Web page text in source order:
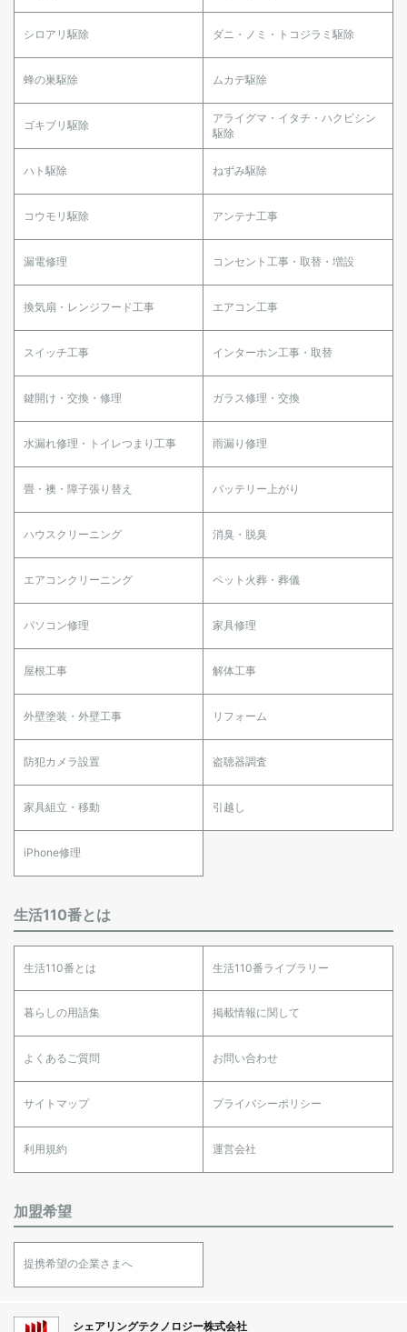
シロアリ駆除 ダニ・ノミ・トコジラミ駆除
蜂の巣駆除 ムカデ駆除
ゴキブリ駆除
アライグマ・イタチ・ハクビシン
駆除
ハト駆除 ねずみ駆除
コウモリ駆除 アンテナ工事
漏電修理 コンセント工事・取替・増設
換気扇・レンジフード工事 エアコン工事
スイッチ工事 インターホン工事・取替
鍵開け・交換・修理 ガラス修理・交換
水漏れ修理・トイレつまり工事 雨漏り修理
畳・襖・障子張り替え バッテリー上がり
ハウスクリーニング 消臭・脱臭
エアコンクリーニング ペット火葬・葬儀
パソコン修理 家具修理
屋根工事 解体工事
外壁塗装・外壁工事 リフォーム
防犯カメラ設置 盗聴器調査
家具組立・移動 引越し
iPhone修理
生活110番とは
生活110番とは 生活110番ライブラリー
暮らしの用語集 掲載情報に関して
よくあるご質問 お問い合わせ
サイトマップ プライバシーポリシー
利用規約 運営会社
加盟希望
提携希望の企業さまへ
シェアリングテクノロジー株式会社